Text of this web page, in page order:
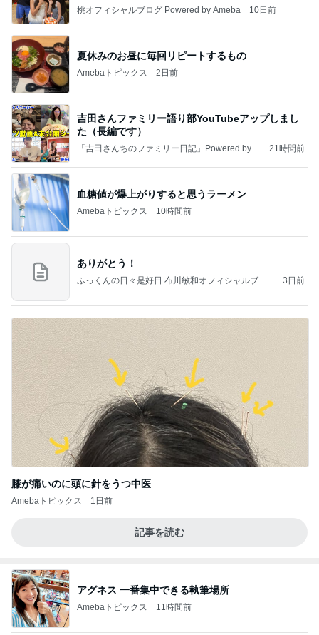
桃オフィシャルブログ Powered by Ameba 10日前
夏休みのお昼に毎回リピートするもの
Amebaトピックス 2日前
吉田さんファミリー語り部YouTubeアップしまし
た（長編です）
「吉田さんちのファミリー日記」Powered by A
21時間前
血糖値が爆上がりすると思うラーメン
Amebaトピックス 10時間前
ありがとう！
ふっくんの日々是好日 布川敏和オフィシャルブロ
3日前
膝が痛いのに頭に針をうつ中医
Amebaトピックス 1日前
記事を読む
アグネス 一番集中できる執筆場所
Amebaトピックス 11時間前